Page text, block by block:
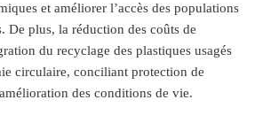
et améliorer l’accès des populations
De plus, la réduction des coûts de
du recyclage des plastiques usagés
circulaire, conciliant protection de
des conditions de vie.